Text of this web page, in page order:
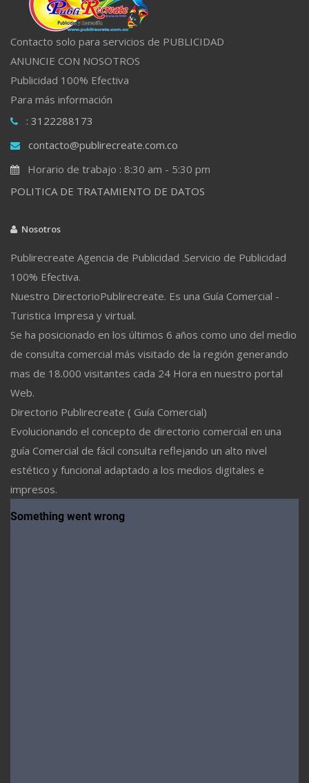
Contacto solo para servicios de PUBLICIDAD
ANUNCIE CON NOSOTROS
Publicidad 100% Efectiva
Para más información
: 3122288173
contacto@publirecreate.com.co
Horario de trabajo : 8:30 am - 5:30 pm
POLITICA DE TRATAMIENTO DE DATOS
Nosotros
Publirecreate Agencia de Publicidad .Servicio de Publicidad
100% Efectiva.
Nuestro DirectorioPublirecreate. Es una Guía Comercial -
Turistica Impresa y virtual.
Se ha posicionado en los últimos 6 años como uno del medio
de consulta comercial más visitado de la región generando
mas de 18.000 visitantes cada 24 Hora en nuestro portal
Web.
Directorio Publirecreate ( Guía Comercial)
Evolucionando el concepto de directorio comercial en una
guía Comercial de fácil consulta reflejando un alto nivel
estético y funcional adaptado a los medios digitales e
impresos.